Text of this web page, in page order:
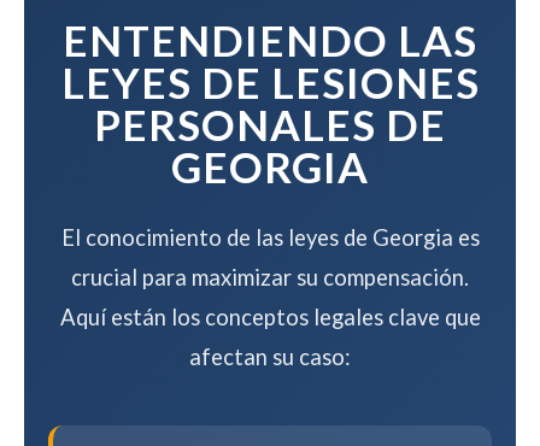
ENTENDIENDO LAS
LEYES DE LESIONES
PERSONALES DE
GEORGIA
El conocimiento de las leyes de Georgia es
crucial para maximizar su compensación.
Aquí están los conceptos legales clave que
afectan su caso: